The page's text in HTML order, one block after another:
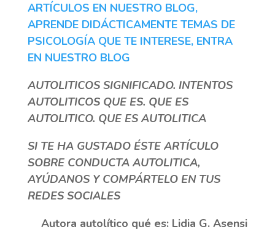
ARTÍCULOS EN NUESTRO BLOG,
APRENDE DIDÁCTICAMENTE TEMAS DE
PSICOLOGÍA QUE TE INTERESE, ENTRA
EN NUESTRO BLOG
AUTOLITICOS SIGNIFICADO. INTENTOS
AUTOLITICOS QUE ES. QUE ES
AUTOLITICO. QUE ES AUTOLITICA
SI TE HA GUSTADO ÉSTE ARTÍCULO
SOBRE CONDUCTA AUTOLITICA,
AYÚDANOS Y COMPÁRTELO EN TUS
REDES SOCIALES
Autora autolítico qué es: Lidia G. Asensi